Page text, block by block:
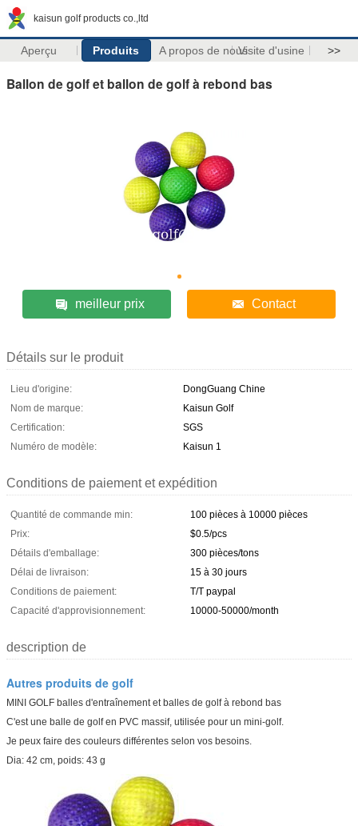
kaisun golf products co.,ltd
Aperçu Produits A propos de nousVisite d'usine >>
Ballon de golf et ballon de golf à rebond bas
meilleur prix Contact
Détails sur le produit
Lieu d'origine:
DongGuang Chine
Nom de marque:
Kaisun Golf
Certification:
SGS
Numéro de modèle:
Kaisun 1
Conditions de paiement et expédition
Quantité de commande min:
100 pièces à 10000 pièces
Prix:
$0.5/pcs
Détails d'emballage:
300 pièces/tons
Délai de livraison:
15 à 30 jours
Conditions de paiement:
T/T paypal
Capacité d'approvisionnement:
10000-50000/month
description de
Autres produits de golf
MINI GOLF balles d'entraînement et balles de golf à rebond bas
C'est une balle de golf en PVC massif, utilisée pour un mini-golf.
Je peux faire des couleurs différentes selon vos besoins.
Dia: 42 cm, poids: 43 g